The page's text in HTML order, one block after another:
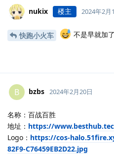
nukix 楼主 2024年2月
快跑小火车 不是早就加
B bzbs 2024年2月20日
名称：百战百胜
地址： https://
Logo： https://cos-
82F9-C76459EB2D22.jpg